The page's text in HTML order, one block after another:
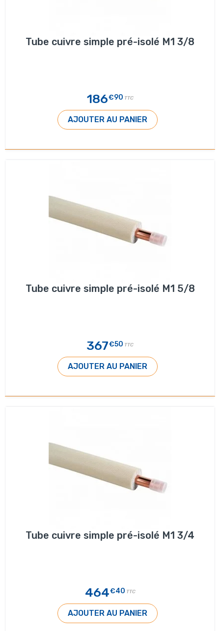
Tube cuivre simple pré-isolé M1 3/8
186€90 TTC
AJOUTER AU PANIER
Tube cuivre simple pré-isolé M1 5/8
367€50 TTC
AJOUTER AU PANIER
Tube cuivre simple pré-isolé M1 3/4
464€40 TTC
AJOUTER AU PANIER